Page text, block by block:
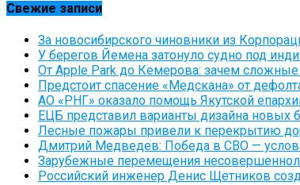
Свежие записи
За новосибирского чиновники из
У берегов Йемена затонуло судно под
От Apple Park до Кемерова: зачем
Предстоит спасение «Медскана» от
АО «РНГ» оказало помощь Якутской
ЕЦБ представил варианты дизайна новых
Лесные пожары привели к перекрытию
Дмитрий Медведев: Победа в СВО —
Зарубежные перемещения
Российский инженер Денис Щетников